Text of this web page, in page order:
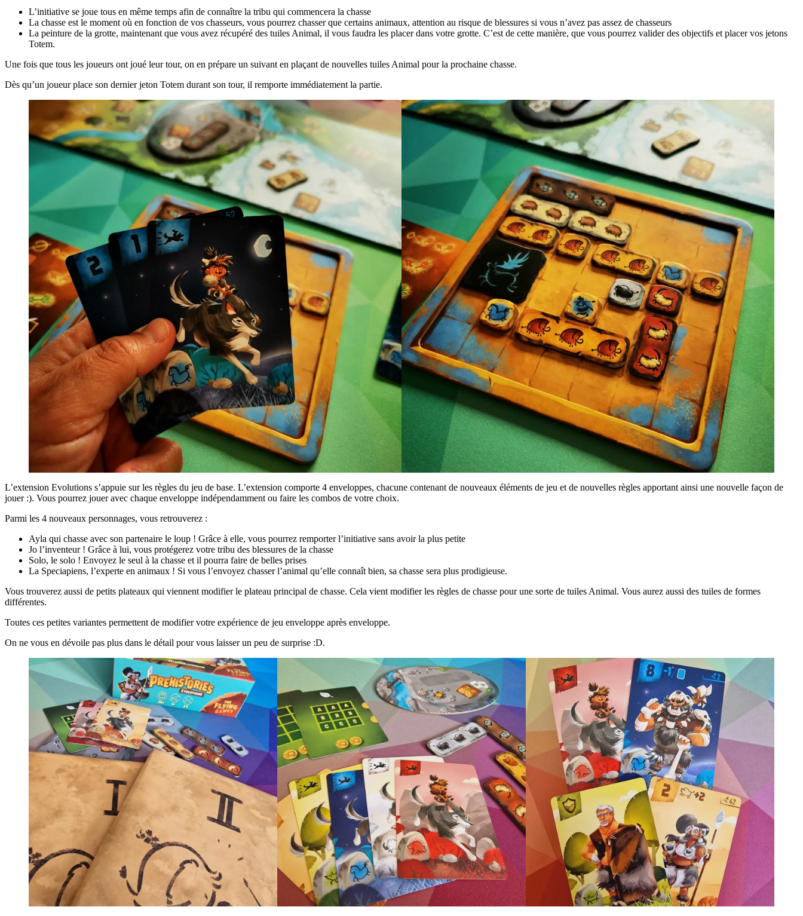
L’initiative se joue tous en même temps afin de connaître la tribu qui commencera la chasse
La chasse est le moment où en fonction de vos chasseurs, vous pourrez chasser que certains animaux, attention au risque de blessures si vous n’avez pas assez de chasseurs
La peinture de la grotte, maintenant que vous avez récupéré des tuiles Animal, il vous faudra les placer dans votre grotte. C’est de cette manière, que vous pourrez valider des objectifs et placer vos jetons
Totem.
Une fois que tous les joueurs ont joué leur tour, on en prépare un suivant en plaçant de nouvelles tuiles Animal pour la prochaine chasse.
Dès qu’un joueur place son dernier jeton Totem durant son tour, il remporte immédiatement la partie.
L’extension Evolutions s’appuie sur les règles du jeu de base. L’extension comporte 4 enveloppes, chacune contenant de nouveaux éléments de jeu et de nouvelles règles apportant ainsi une nouvelle façon de
jouer :). Vous pourrez jouer avec chaque enveloppe indépendamment ou faire les combos de votre choix.
Parmi les 4 nouveaux personnages, vous retrouverez :
Ayla qui chasse avec son partenaire le loup ! Grâce à elle, vous pourrez remporter l’initiative sans avoir la plus petite
Jo l’inventeur ! Grâce à lui, vous protégerez votre tribu des blessures de la chasse
Solo, le solo ! Envoyez le seul à la chasse et il pourra faire de belles prises
La Speciapiens, l’experte en animaux ! Si vous l’envoyez chasser l’animal qu’elle connaît bien, sa chasse sera plus prodigieuse.
Vous trouverez aussi de petits plateaux qui viennent modifier le plateau principal de chasse. Cela vient modifier les règles de chasse pour une sorte de tuiles Animal. Vous aurez aussi des tuiles de formes
différentes.
Toutes ces petites variantes permettent de modifier votre expérience de jeu enveloppe après enveloppe.
On ne vous en dévoile pas plus dans le détail pour vous laisser un peu de surprise :D.